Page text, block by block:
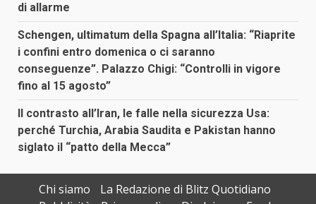
di allarme
Schengen, ultimatum della Spagna all’Italia: “Riaprite
i confini entro domenica o ci saranno
conseguenze”. Palazzo Chigi: “Controlli in vigore
fino al 15 agosto”
Il contrasto all’Iran, le falle nella sicurezza Usa:
perché Turchia, Arabia Saudita e Pakistan hanno
siglato il “patto della Mecca”
Chi siamo
La Redazione di Blitz Quotidiano